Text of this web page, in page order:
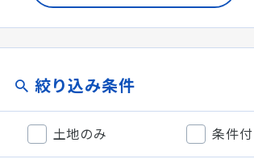
絞り込み条件
土地のみ 条件